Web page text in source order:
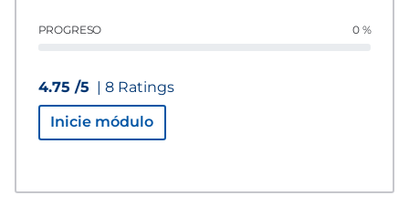
PROGRESO 0 %
4.75 /5 | 8 Ratings
Inicie módulo